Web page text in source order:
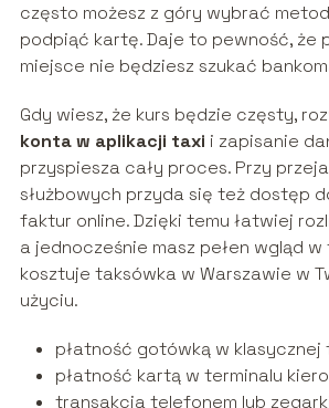
często możesz z góry wybrać
podpiąć kartę. Daje to pewność, że
miejsce nie będziesz szukać
Gdy wiesz, że kurs będzie częsty,
konta w aplikacji taxi i zapisanie
przyspiesza cały proces. Przy
służbowych przyda się też dostęp
faktur online. Dzięki temu łatwiej
a jednocześnie masz pełen wgląd w
kosztuje taksówka w Warszawie w
użyciu.
płatność gotówką w klasycznej
płatność kartą w terminalu
transakcja telefonem lub